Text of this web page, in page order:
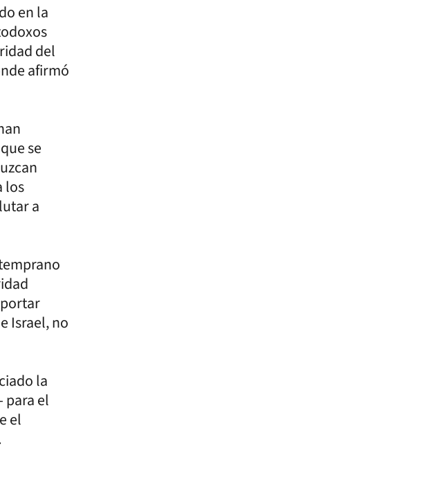
en la
del
afirmó
se
los
a
Israel, no
la
para el
el